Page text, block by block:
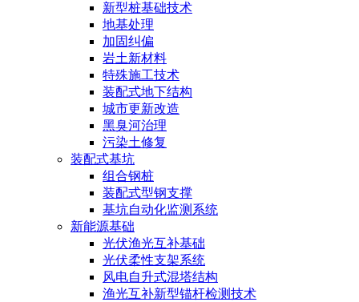
新型桩基础技术
地基处理
加固纠偏
岩土新材料
特殊施工技术
装配式地下结构
城市更新改造
黑臭河治理
污染土修复
装配式基坑
组合钢桩
装配式型钢支撑
基坑自动化监测系统
新能源基础
光伏渔光互补基础
光伏柔性支架系统
风电自升式混塔结构
渔光互补新型锚杆检测技术